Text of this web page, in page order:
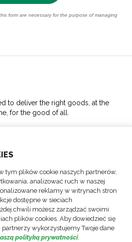
tym plików cookie naszych partnerów,
analizować ruch w naszej
reklamy w witrynach stron
dostępne w sieciach
chwili możesz zarządzać swoimi
plików cookies. Aby dowiedzieć się
wykorzystujemy Twoje dane
polityką prywatności.
to deliver the right goods, at the
for the good of all.